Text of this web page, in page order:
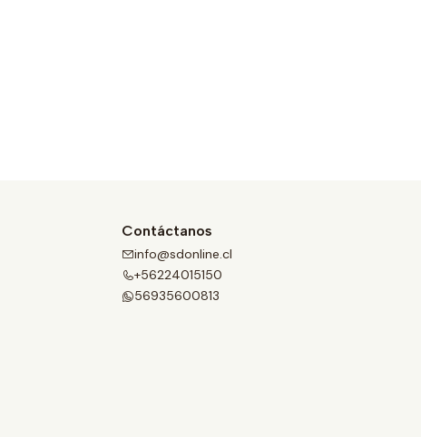
Contáctanos
info@sdonline.cl
+56224015150
56935600813